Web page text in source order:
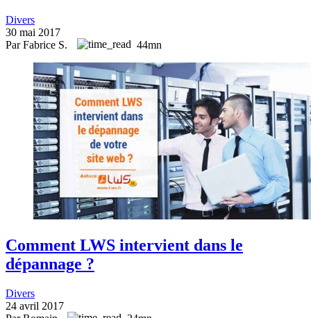
Divers
30 mai 2017
Par Fabrice S.
44mn
Comment LWS intervient dans le
dépannage ?
Divers
24 avril 2017